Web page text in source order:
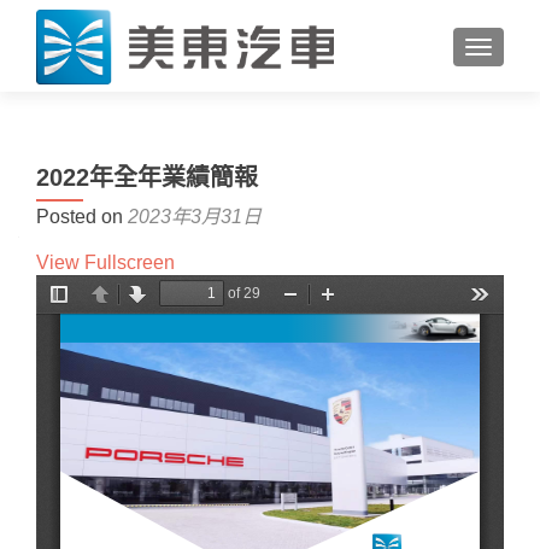
2022年全年業績簡報
Posted on 2023年3月31日
View Fullscreen